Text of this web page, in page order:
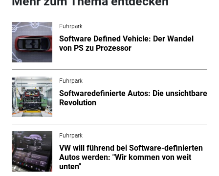
Fuhrpark
Software Defined Vehicle: Der Wandel
von PS zu Prozessor
Fuhrpark
Softwaredefinierte Autos: Die unsichtbare
Revolution
Fuhrpark
VW will führend bei Software-definierten
Autos werden: "Wir kommen von weit
unten"